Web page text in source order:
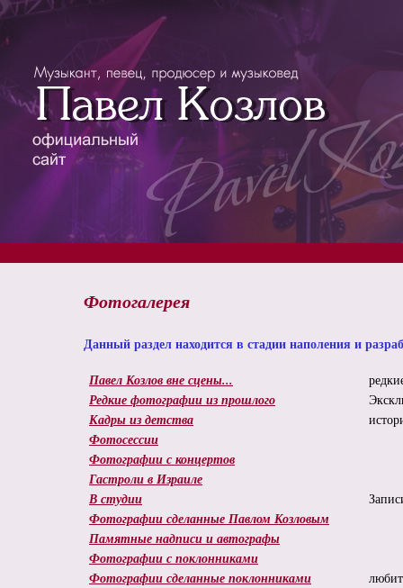
Фотогалерея
Данный раздел находится в стадии наполения и
Павел Козлов вне сцены...
Редкие фотографии из прошлого
Кадры из детства
Фотосессии
Фотографии с концертов
Гастроли в Израиле
В студии
Фотографии сделанные Павлом Козловым
Памятные надписи и автографы
Фотографии с поклонниками
Фотографии сделанные поклонниками